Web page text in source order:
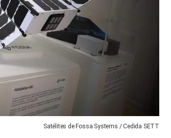
Satélites de Fossa Systems / Cedida SETT